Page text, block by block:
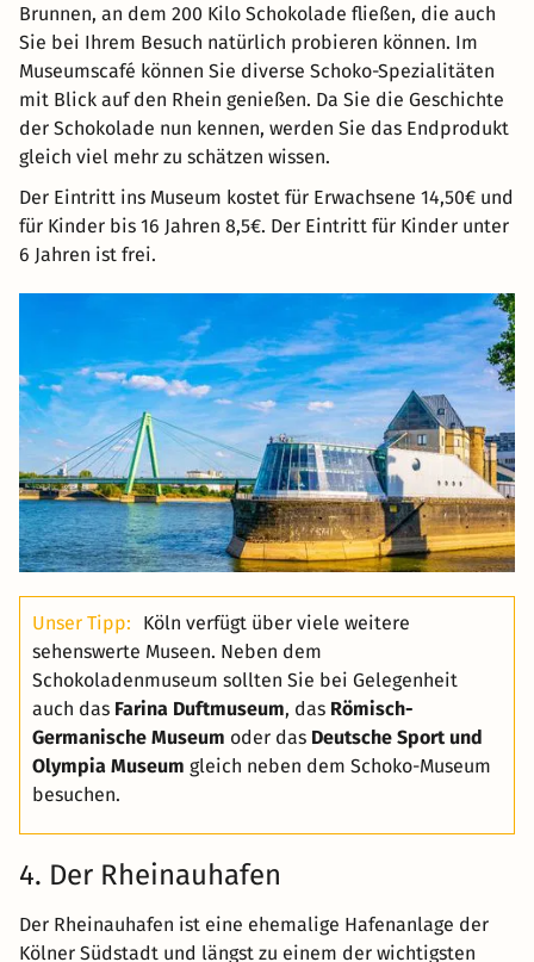
Brunnen, an dem 200 Kilo Schokolade fließen, die auch
Sie bei Ihrem Besuch natürlich probieren können. Im
Museumscafé können Sie diverse Schoko-Spezialitäten
mit Blick auf den Rhein genießen. Da Sie die Geschichte
der Schokolade nun kennen, werden Sie das Endprodukt
gleich viel mehr zu schätzen wissen.
Der Eintritt ins Museum kostet für Erwachsene 14,50€ und
für Kinder bis 16 Jahren 8,5€. Der Eintritt für Kinder unter
6 Jahren ist frei.
Unser Tipp:
Köln verfügt über viele weitere
sehenswerte Museen. Neben dem
Schokoladenmuseum sollten Sie bei Gelegenheit
auch das Farina Duftmuseum, das Römisch-
Germanische Museum oder das Deutsche Sport und
Olympia Museum gleich neben dem Schoko-Museum
besuchen.
4. Der Rheinauhafen
Der Rheinauhafen ist eine ehemalige Hafenanlage der
Kölner Südstadt und längst zu einem der wichtigsten